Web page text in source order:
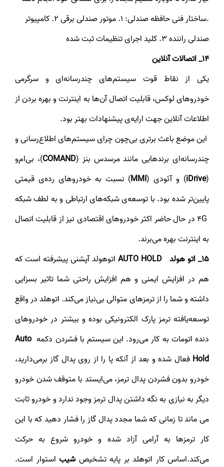
.ساختار فنی حافظه صندلی: 1. موتور صندلی برقی 2. کامپیوتر
صندلی راننده 3. کلید اجرای تنظیمات ثبت شده
14_ اتصالات آنلاین
یکی از نقاط قوت سیستم‌های چندرسانه‌ای و سرگرمی
خودروهای لوکس، قابلیت اتصال آن‌ها به اینترنت و بهره بردن از
اطلاعات آنلاین جهت ارایه‌ی پیشنهادات بهتر بود.
این موضع باعث برتری بی‌چون چرای سیستم‌های اطلاع‌رسانی و
چندرسانه‌ای برند‌هایی مانند مرسدس بنز (COMAND)، بی‌ام‌و
(
iDrive) و آئودی (MMI) نسبت به خودرو‌های رده‌ی قیمتی
پایین‌تر شده بود. با توسعه‌ی شبکه‌های ارتباطی و به لطف شبکه
4G در حال حاضر اکثر خودرو‌های اقتصادی نیز از قابلیت اتصال
به اینترنت بهره می‌برند.
15_ اتو هولد
اتوهولد آپشنی پیشرفته است که
هم در افزایش ایمنی و هم افزایش راحتی شما تاثیر بسزایی
داشته و شما را از ترمزهای متوالی بی‌نیاز می‌کند. اتوهلد در واقع
توسعه‌یافته ترمز پارک الکترونیکی بوده و بیشتر در خودروهای
دنده اتومات به کار می‌رود. این سیستم با فشردن دکمه Auto
Hold فعال شده و بعد از آنکه پا را از روی پدال گاز برمی‌دارید،
خودرو بدون فشردن پدال ترمز، می‌ایستد با متوقف شدن خودرو
دیگر به نیازی به نگه داشتن پدال ترمز وجود ندارد و خودرو ثابت
می ماند تا زمانی که شما مجدد پدال گاز را فشار دهید که با این
کار ترمز‌ها به آرامی آزاد شده و خودرو شروع به حرکت
می‌کند.اساس کار اتوهلد بر پایه تشخیص شیب استوار است.